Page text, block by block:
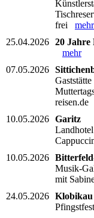
frei mehr
25.04.2026 20 Jahre
mehr
07.05.2026
reisen.de
10.05.2026 Garitz
10.05.2026
Musik-
mit
24.05.2026 Klobikau